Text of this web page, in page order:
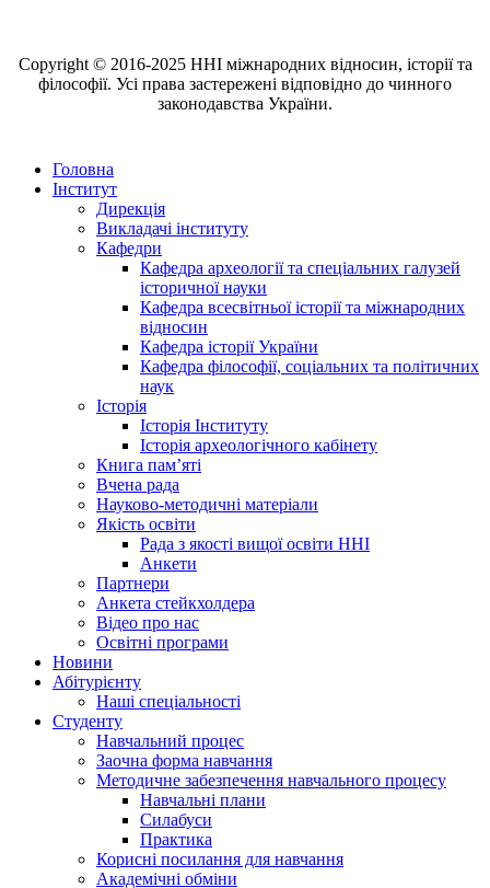
Copyright © 2016-2025 ННІ міжнародних відносин, історії та
філософії. Усі права застережені відповідно до чинного
законодавства України.
Головна
Інститут
Дирекція
Викладачі інституту
Кафедри
Кафедра археології та спеціальних галузей
історичної науки
Кафедра всесвітньої історії та міжнародних
відносин
Кафедра історії України
Кафедра філософії, соціальних та політичних
наук
Історія
Історія Інституту
Історія археологічного кабінету
Книга памʼяті
Вчена рада
Науково-методичні матеріали
Якість освіти
Рада з якості вищої освіти ННІ
Анкети
Партнери
Анкета стейкхолдера
Відео про нас
Освітні програми
Hовини
Абітурієнту
Наші спеціальності
Студенту
Навчальний процес
Заочна форма навчання
Методичне забезпечення навчального процесу
Навчальні плани
Силабуси
Практика
Корисні посилання для навчання
Академічні обміни